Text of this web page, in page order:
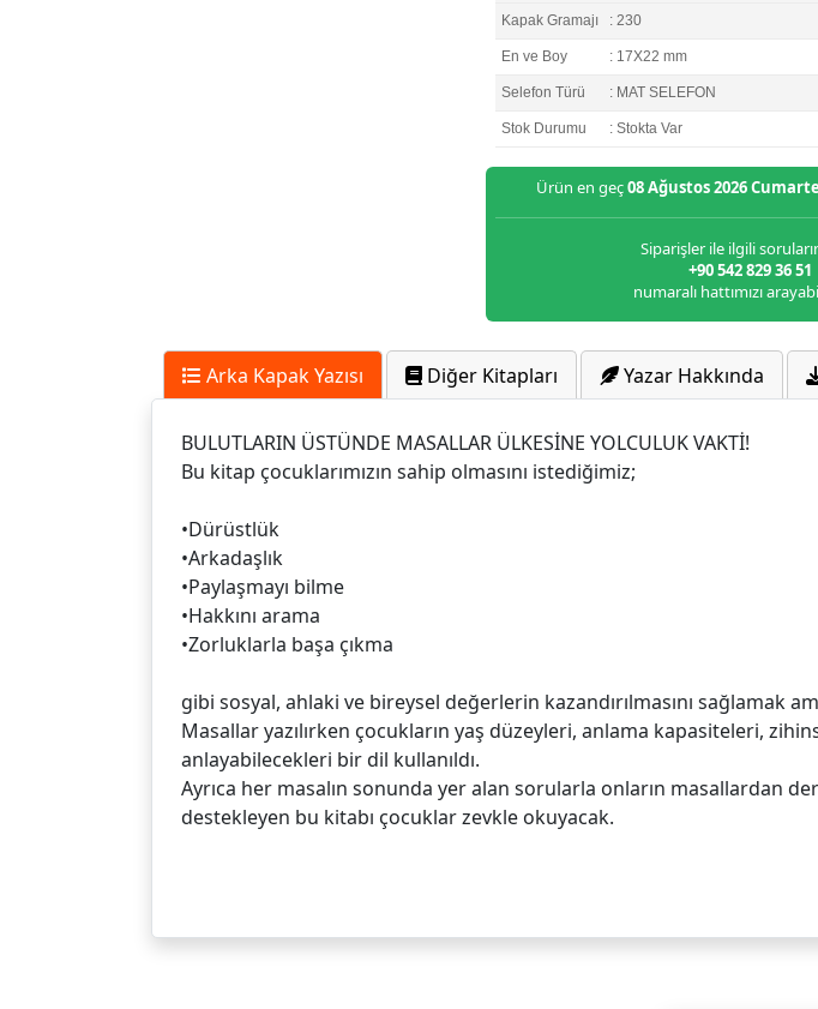
Kapak Gramajı : 230
En ve Boy : 17X22 mm
Selefon Türü : MAT SELEFON
Stok Durumu : Stokta Var
Ürün en geç08 Ağustos 2026
Siparişler ile ilgili
+90 542 829 36 51
numaralı hattımızı
Arka Kapak Yazısı Diğer Kitapları Yazar Hakkında
BULUTLARIN ÜSTÜNDE MASALLAR ÜLKESİNE YOLCULUK VAKTİ!
Bu kitap çocuklarımızın sahip olmasını istediğimiz;
•Dürüstlük
•Arkadaşlık
•Paylaşmayı bilme
•Hakkını arama
•Zorluklarla başa çıkma
gibi sosyal, ahlaki ve bireysel değerlerin kazandırılmasını sağlamak
Masallar yazılırken çocukların yaş düzeyleri, anlama kapasiteleri,
anlayabilecekleri bir dil kullanıldı.
Ayrıca her masalın sonunda yer alan sorularla onların masallardan
destekleyen bu kitabı çocuklar zevkle okuyacak.